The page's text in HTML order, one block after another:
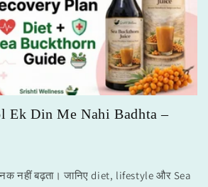
Ek Din Me Nahi Badhta –
नहीं बढ़ता। जानिए diet, lifestyle और Sea